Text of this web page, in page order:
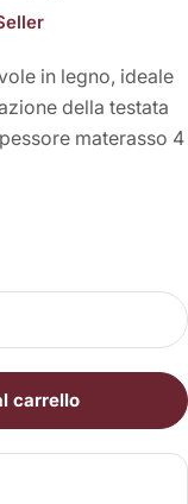
in legno, ideale
della testata
materasso 4
Ares
carrello